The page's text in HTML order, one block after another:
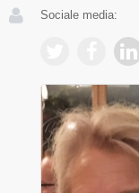
Sociale media: